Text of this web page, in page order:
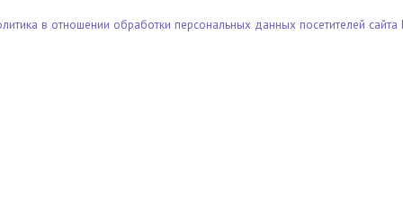
в отношении обработки персональных данных посетителей